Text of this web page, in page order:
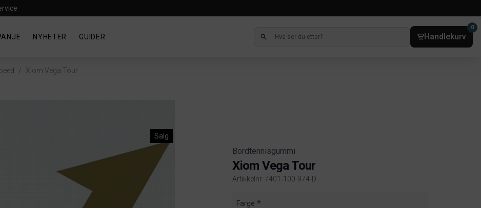
NYHETER GUIDER Handlekurv
0
/ Xiom Vega Tour
Salg
Bordtennisgummi
Xiom Vega Tour
Artikkelnr. 7401-100-974-D
Product information
Farge